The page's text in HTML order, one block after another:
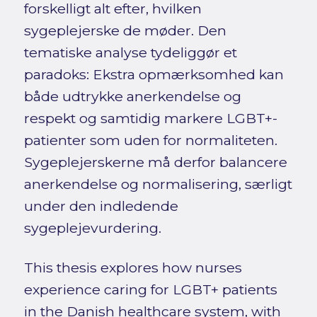
forskelligt alt efter, hvilken
sygeplejerske de møder. Den
tematiske analyse tydeliggør et
paradoks: Ekstra opmærksomhed kan
både udtrykke anerkendelse og
respekt og samtidig markere LGBT+-
patienter som uden for normaliteten.
Sygeplejerskerne må derfor balancere
anerkendelse og normalisering, særligt
under den indledende
sygeplejevurdering.
This thesis explores how nurses
experience caring for LGBT+ patients
in the Danish healthcare system, with